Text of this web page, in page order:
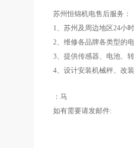
苏州恒锦机电售后服务：
1、苏州及周边地区24小
2、维修各品牌各类型的
3、提供传感器、电池、
4、设计安装机械秤、改
：马
如有需要请发邮件: